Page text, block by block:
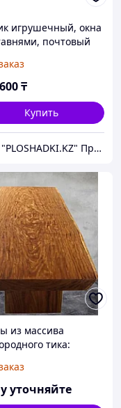
игрушечный, окна
почтовый
пластик
₸
Купить
ТОО "PLOSHADKI.KZ" Производство малых архитектурных форм
из массива
тика:
привносящие
и элегантность в
уточняйте